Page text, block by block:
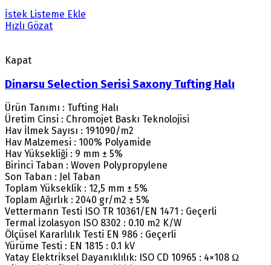
İstek Listeme Ekle
Hızlı Gözat
Kapat
Dinarsu Selection Serisi Saxony Tufting Halı
Ürün Tanımı : Tufting Halı
Üretim Cinsi : Chromojet Baskı Teknolojisi
Hav İlmek Sayısı : 191090/m2
Hav Malzemesi : 100% Polyamide
Hav Yüksekliği : 9 mm ± 5%
Birinci Taban : Woven Polypropylene
Son Taban : Jel Taban
Toplam Yükseklik : 12,5 mm ± 5%
Toplam Ağırlık : 2040 gr/m2 ± 5%
Vettermann Testi ISO TR 10361/EN 1471 : Geçerli
Termal İzolasyon ISO 8302 : 0.10 m2 K/W
Ölçüsel Kararlılık Testi EN 986 : Geçerli
Yürüme Testi : EN 1815 : 0.1 kV
Yatay Elektriksel Dayanıklılık: ISO CD 10965 : 4×108 Ω